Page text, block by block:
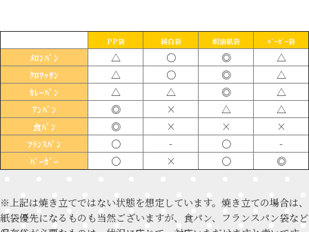
PP袋 純白袋 耐油紙袋 ﾊﾞｰｶﾞｰ袋
ﾒﾛﾝﾊﾟﾝ △ 〇 ◎ △
ｸﾛﾜｯｻﾝ △ 〇 ◎ △
ｶﾚｰﾊﾟﾝ △ △ ◎ △
ｱﾝﾊﾟﾝ ◎ × △ △
食ﾊﾟﾝ ◎ × × ×
ﾌﾗﾝｽﾊﾟﾝ 〇 - 〇 -
ﾊﾞｰｶﾞｰ 〇 × 〇 ◎
※上記は焼き立てではない状態を想定しています。焼き立ての場合は、
紙袋優先になるものも当然ございますが、食パン、フランスパン袋など